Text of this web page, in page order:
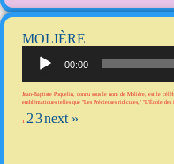
MOLIÈRE
00:00
Jean-Baptiste Poquelin, connu sous le nom de Molière, est le
emblématiques telles que "Les Précieuses ridicules," "L'École
1 23next »